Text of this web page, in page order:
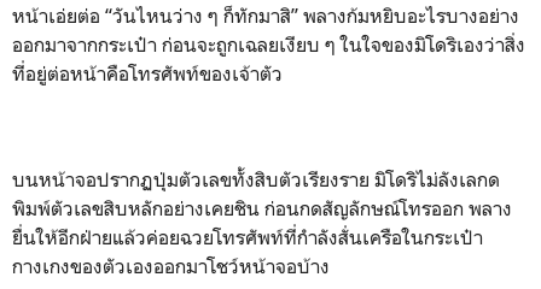
หน้าเอ่ยต่อ “วันไหนว่าง ๆ ก็ทักมาสิ” พลางก้มหยิบอะไรบางอย่าง
ออกมาจากกระเป๋า ก่อนจะถูกเฉลยเงียบ ๆ ในใจของมิโดริเองว่าสิ่ง
ที่อยู่ต่อหน้าคือโทรศัพท์ของเจ้าตัว
บนหน้าจอปรากฏปุ่มตัวเลขทั้งสิบตัวเรียงราย มิโดริไม่ลังเลกด
พิมพ์ตัวเลขสิบหลักอย่างเคยชิน ก่อนกดสัญลักษณ์โทรออก พลาง
ยื่นให้อีกฝ่ายแล้วค่อยฉวยโทรศัพท์ที่กำลังสั่นเครือในกระเป๋า
กางเกงของตัวเองออกมาโชว์หน้าจอบ้าง